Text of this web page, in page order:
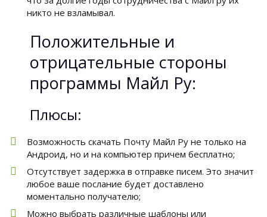
никто не взламывал.
Положительные и
отрицательные стороны
программы Майл Ру:
Плюсы:
Возможность скачать Почту Майл Ру не только на
Андроид, но и на компьютер причем бесплатно;
Отсутствует задержка в отправке писем. Это значит
любое ваше послание будет доставлено
моментально получателю;
Можно выбрать различные шаблоны или